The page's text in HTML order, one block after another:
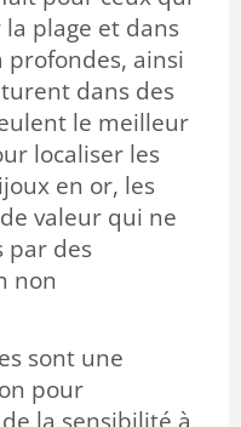
plage et dans
profondes, ainsi
dans des
le meilleur
localiser les
en or, les
valeur qui ne
par des
non
sont une
pour
la sensibilité à